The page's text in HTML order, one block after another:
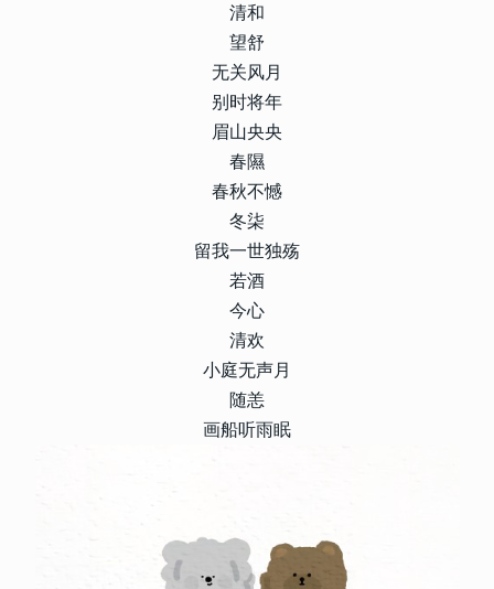
清和
望舒
无关风月
别时将年
眉山央央
春隰
春秋不憾
冬柒
留我一世独殇
若酒
今心
清欢
小庭无声月
随恙
画船听雨眠